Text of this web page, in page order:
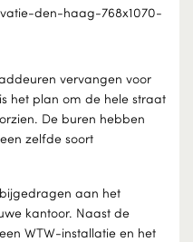
vervangen voor
het plan om de hele straat
De buren hebben
zelfde soort
aan het
kantoor. Naast de
WTW-installatie en het